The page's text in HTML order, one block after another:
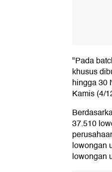
"Pada
khusus
hingga 30
Kamis (4/
37.510
lowongan
lowongan